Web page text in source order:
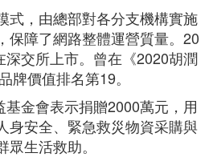
式，由總部對各分支機構實施
保障了網路整體運營質量。20
交所上市。曾在《2020胡潤
牌價值排名第19。
金會表示捐贈2000萬元，用
身安全、緊急救災物資采購與
生活救助。